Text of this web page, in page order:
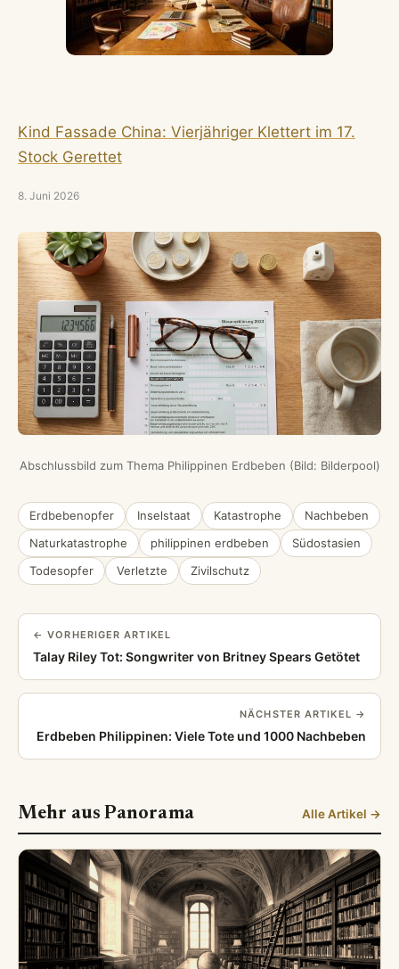
Kind Fassade China: Vierjähriger Klettert im 17.
Stock Gerettet
8. Juni 2026
Abschlussbild zum Thema Philippinen Erdbeben (Bild: Bilderpool)
Erdbebenopfer Inselstaat Katastrophe
Nachbeben
Naturkatastrophe
philippinen erdbeben
Südostasien
Todesopfer
Verletzte Zivilschutz
← VORHERIGER ARTIKEL
Talay Riley Tot: Songwriter von Britney Spears Getötet
NÄCHSTER ARTIKEL →
Erdbeben Philippinen: Viele Tote und 1000 Nachbeben
Mehr aus Panorama Alle Artikel →